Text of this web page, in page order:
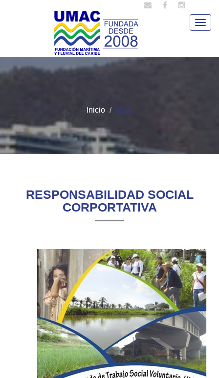
Inicio RSC
RESPONSABILIDAD SOCIAL
CORPORTATIVA